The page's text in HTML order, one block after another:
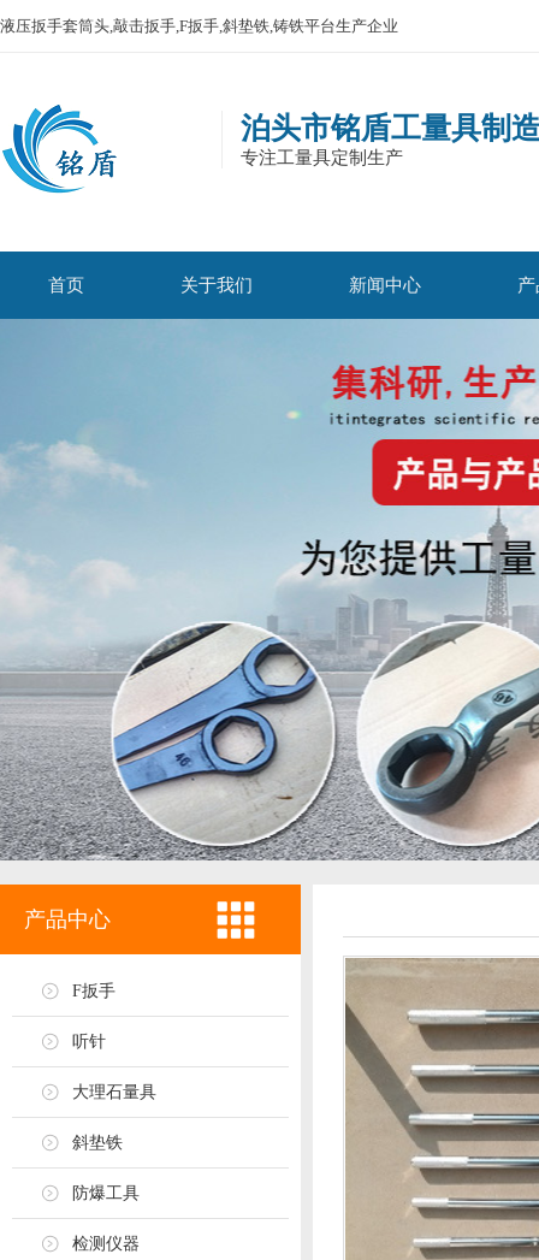
液压扳手套筒头,敲击扳手,F扳手,斜垫铁,铸铁平台生产企业
泊头市铭盾工量具制
专注工量具定制生产
首页 关于我们 新闻中心
产品中心
F扳手
听针
大理石量具
斜垫铁
防爆工具
检测仪器